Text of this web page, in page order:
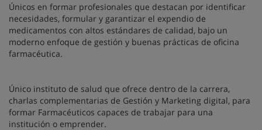
Únicos en formar profesionales que destacan por identificar
necesidades, formular y garantizar el expendio de
medicamentos con altos estándares de calidad, bajo un
moderno enfoque de gestión y buenas prácticas de oficina
farmacéutica.
Único instituto de salud que ofrece dentro de la carrera,
charlas complementarias de Gestión y Marketing digital, para
formar Farmacéuticos capaces de trabajar para una
institución o emprender.